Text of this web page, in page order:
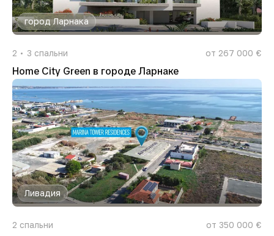
город Ларнака
2 3 спальни от 267 000 €
Home City Green в городе Ларнаке
Ливадия
2 спальни от 350 000 €